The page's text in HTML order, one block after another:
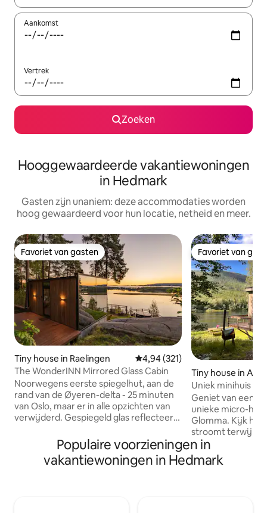
Aankomst
Vertrek
Zoeken
Hooggewaardeerde vakantiewoningen
in Hedmark
Gasten zijn unaniem: deze accommodaties worden
hoog gewaardeerd voor hun locatie, netheid en meer.
Favoriet van gasten
Favoriet van gasten
Tiny house in Raelingen Gemiddelde beoordeling van
4,94 (321)
The WonderINN Mirrored Glass Cabin
Noorwegens eerste spiegelhut, aan de
rand van de Øyeren-delta - 25 minuten
van Oslo, maar er in alle opzichten van
verwijderd. Gespiegeld glas reflecteert
verdwijnt; kamerhoge beglazing binnen,
privéjacuzzi op het terras. Volledig privé
- geen gedeelde faciliteiten, geen
Favoriet van
Favoriet van
Tiny house in
ne
Uniek minihuis
Geniet van een
unieke micro-
Glomma. Kijk hoe de rivier voorbij
stroomt terwijl je
stilte van ons
langer. Het huis is idyllisch gelegen aan
de rivier de
Populaire voorzieningen in
vakantiewoningen in Hedmark